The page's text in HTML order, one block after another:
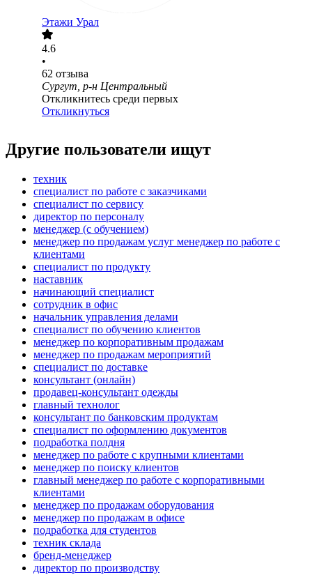
Этажи Урал
4.6
•
62 отзыва
Сургут, р-н Центральный
Откликнитесь среди первых
Откликнуться
Другие пользователи ищут
техник
специалист по работе с заказчиками
специалист по сервису
директор по персоналу
менеджер (с обучением)
менеджер по продажам услуг менеджер по работе с
клиентами
специалист по продукту
наставник
начинающий специалист
сотрудник в офис
начальник управления делами
специалист по обучению клиентов
менеджер по корпоративным продажам
менеджер по продажам мероприятий
специалист по доставке
консультант (онлайн)
продавец-консультант одежды
главный технолог
консультант по банковским продуктам
специалист по оформлению документов
подработка полдня
менеджер по работе с крупными клиентами
менеджер по поиску клиентов
главный менеджер по работе с корпоративными
клиентами
менеджер по продажам оборудования
менеджер по продажам в офисе
подработка для студентов
техник склада
бренд-менеджер
директор по производству